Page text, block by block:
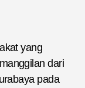
yang
dari
pada